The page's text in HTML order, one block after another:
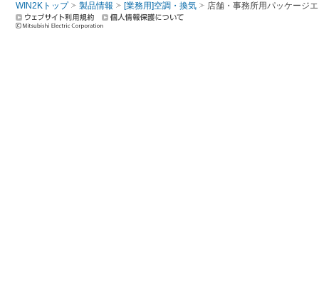
WIN2Kトップ 製品情報 [業務用]空調・換気 店舗・事務所用パッケージ